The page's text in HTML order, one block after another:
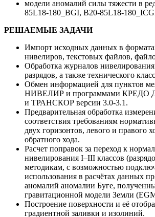
модели аномалий силы тяжести в
85L18-180_BGI, B20-85L18-
РЕШАЕМЫЕ ЗАДАЧИ
Импорт исходных данных в
нивелиров, текстовых файлов,
Обработка журналов
разрядов, а также технического
Обмен информацией для пунктов
НИВЕЛИР и программами КРЕДО
и ТРАНСКОР версии 3.0-3.1.
Предварительная обработка
соответствия требованиям
двух горизонтов, левого и правого
обратного хода.
Расчет поправок за переход к
нивелирования I–III классов
методикам, с возможностью
использования в расчётах данных
аномалий аномалии Буге,
гравитационной модели Земли
Построение поверхности и её
градиентной заливки и изолиний.